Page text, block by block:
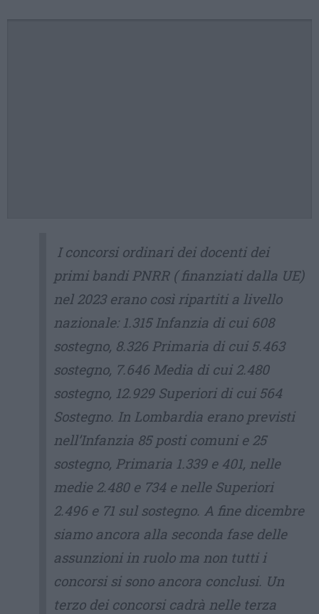
I concorsi ordinari dei docenti dei
primi bandi PNRR ( finanziati dalla UE)
nel 2023 erano così ripartiti a livello
nazionale: 1.315 Infanzia di cui 608
sostegno, 8.326 Primaria di cui 5.463
sostegno, 7.646 Media di cui 2.480
sostegno, 12.929 Superiori di cui 564
Sostegno. In Lombardia erano previsti
nell’Infanzia 85 posti comuni e 25
sostegno, Primaria 1.339 e 401, nelle
medie 2.480 e 734 e nelle Superiori
2.496 e 71 sul sostegno. A fine dicembre
siamo ancora alla seconda fase delle
assunzioni in ruolo ma non tutti i
concorsi si sono ancora conclusi. Un
terzo dei concorsi cadrà nelle terza